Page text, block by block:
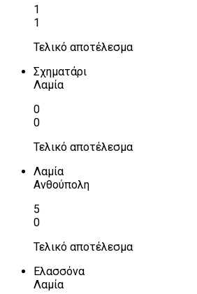
1
1
Τελικό αποτέλεσμα
Σχηματάρι
Λαμία
0
0
Τελικό αποτέλεσμα
Λαμία
Ανθούπολη
5
0
Τελικό αποτέλεσμα
Ελασσόνα
Λαμία